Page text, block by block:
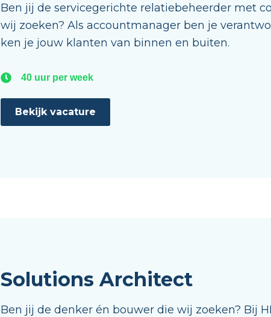
Ben jij de servicegerichte relatiebeheerder met
wij zoeken?Als accountmanager ben je
ken je jouw klanten van binnen en buiten.
40 uur per week
Bekijk vacature
Solutions Architect
Ben jij de denker én bouwer die wij zoeken? Bij